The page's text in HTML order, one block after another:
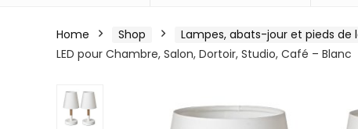
Home Shop Lampes, abats-jour et pieds de
LED pour Chambre, Salon, Dortoir, Studio, Café – Blanc